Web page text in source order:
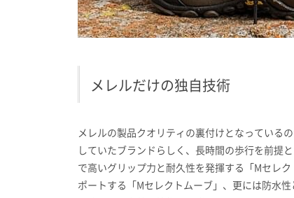
メレルだけの独自技術
メレルの製品クオリティの裏付けとなっている
していたブランドらしく、長時間の歩行を前提
で高いグリップ力と耐久性を発揮する「Mセレ
ポートする「Mセレクトムーブ」、更には防水